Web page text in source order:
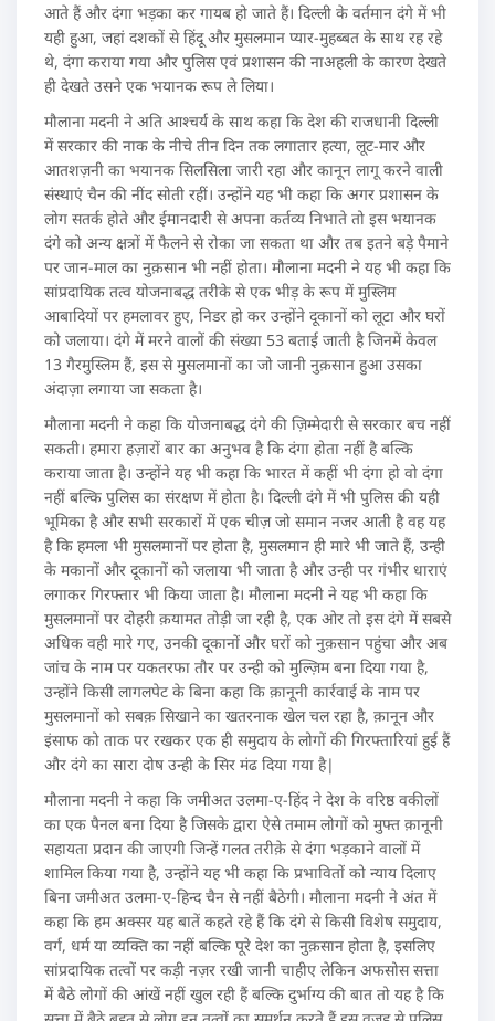
आते हैं और दंगा भड़का कर गायब हो जाते हैं। दिल्ली के वर्तमान दंगे में भी
यही हुआ, जहां दशकों से हिंदू और मुसलमान प्यार-मुहब्बत के साथ रह रहे
थे, दंगा कराया गया और पुलिस एवं प्रशासन की नाअहली के कारण देखते
ही देखते उसने एक भयानक रूप ले लिया।
मौलाना मदनी ने अति आश्चर्य के साथ कहा कि देश की राजधानी दिल्ली
में सरकार की नाक के नीचे तीन दिन तक लगातार हत्या, लूट-मार और
आतशज़नी का भयानक सिलसिला जारी रहा और कानून लागू करने वाली
संस्थाएं चैन की नींद सोती रहीं। उन्होंने यह भी कहा कि अगर प्रशासन के
लोग सतर्क होते और ईमानदारी से अपना कर्तव्य निभाते तो इस भयानक
दंगे को अन्य क्षत्रों में फैलने से रोका जा सकता था और तब इतने बड़े पैमाने
पर जान-माल का नुक़सान भी नहीं होता। मौलाना मदनी ने यह भी कहा कि
सांप्रदायिक तत्व योजनाबद्ध तरीके से एक भीड़ के रूप में मुस्लिम
आबादियों पर हमलावर हुए, निडर हो कर उन्होंने दूकानों को लूटा और घरों
को जलाया। दंगे में मरने वालों की संख्या 53 बताई जाती है जिनमें केवल
13 गैरमुस्लिम हैं, इस से मुसलमानों का जो जानी नुक़सान हुआ उसका
अंदाज़ा लगाया जा सकता है।
मौलाना मदनी ने कहा कि योजनाबद्ध दंगे की ज़िम्मेदारी से सरकार बच नहीं
सकती। हमारा हज़ारों बार का अनुभव है कि दंगा होता नहीं है बल्कि
कराया जाता है। उन्होंने यह भी कहा कि भारत में कहीं भी दंगा हो वो दंगा
नहीं बल्कि पुलिस का संरक्षण में होता है। दिल्ली दंगे में भी पुलिस की यही
भूमिका है और सभी सरकारों में एक चीज़ जो समान नजर आती है वह यह
है कि हमला भी मुसलमानों पर होता है, मुसलमान ही मारे भी जाते हैं, उन्ही
के मकानों और दूकानों को जलाया भी जाता है और उन्ही पर गंभीर धाराएं
लगाकर गिरफ्तार भी किया जाता है। मौलाना मदनी ने यह भी कहा कि
मुसलमानों पर दोहरी क़यामत तोड़ी जा रही है, एक ओर तो इस दंगे में सबसे
अधिक वही मारे गए, उनकी दूकानों और घरों को नुक़सान पहुंचा और अब
जांच के नाम पर यकतरफा तौर पर उन्ही को मुल्ज़िम बना दिया गया है,
उन्होंने किसी लागलपेट के बिना कहा कि क़ानूनी कार्रवाई के नाम पर
मुसलमानों को सबक़ सिखाने का खतरनाक खेल चल रहा है, क़ानून और
इंसाफ को ताक पर रखकर एक ही समुदाय के लोगों की गिरफ्तारियां हुई हैं
और दंगे का सारा दोष उन्ही के सिर मंढ दिया गया है|
मौलाना मदनी ने कहा कि जमीअत उलमा-ए-हिंद ने देश के वरिष्ठ वकीलों
का एक पैनल बना दिया है जिसके द्वारा ऐसे तमाम लोगों को मुफ्त क़ानूनी
सहायता प्रदान की जाएगी जिन्हें गलत तरीक़े से दंगा भड़काने वालों में
शामिल किया गया है, उन्होंने यह भी कहा कि प्रभावितों को न्याय दिलाए
बिना जमीअत उलमा-ए-हिन्द चैन से नहीं बैठेगी। मौलाना मदनी ने अंत में
कहा कि हम अक्सर यह बातें कहते रहे हैं कि दंगे से किसी विशेष समुदाय,
वर्ग, धर्म या व्यक्ति का नहीं बल्कि पूरे देश का नुक़सान होता है, इसलिए
सांप्रदायिक तत्वों पर कड़ी नज़र रखी जानी चाहीए लेकिन अफसोस सत्ता
में बैठे लोगों की आंखें नहीं खुल रही हैं बल्कि दुर्भाग्य की बात तो यह है कि